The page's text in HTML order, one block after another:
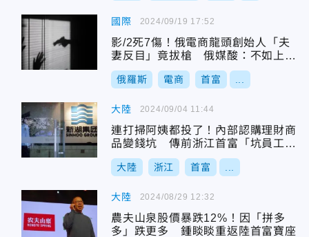
國際
影/2死7傷！俄電商龍頭創始人「夫
妻反目」竟拔槍 俄媒酸：不如上戰
場
俄羅斯 電商 首富
2024/09/19 17:52
大陸
連打掃阿姨都投了！內部認購理財商
品變錢坑 傳前浙江首富「坑員工20
8億」
大陸 浙江 首富
2024/09/04 11:44
大陸
農夫山泉股價暴跌12%！因「拼多
多」跌更多 鍾睒睒重返陸首富寶座
2024/08/29 12:32